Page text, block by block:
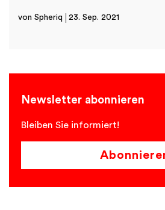
von Spheriq 23. Sep. 2021
Newsletter abonnieren
Bleiben Sie informiert!